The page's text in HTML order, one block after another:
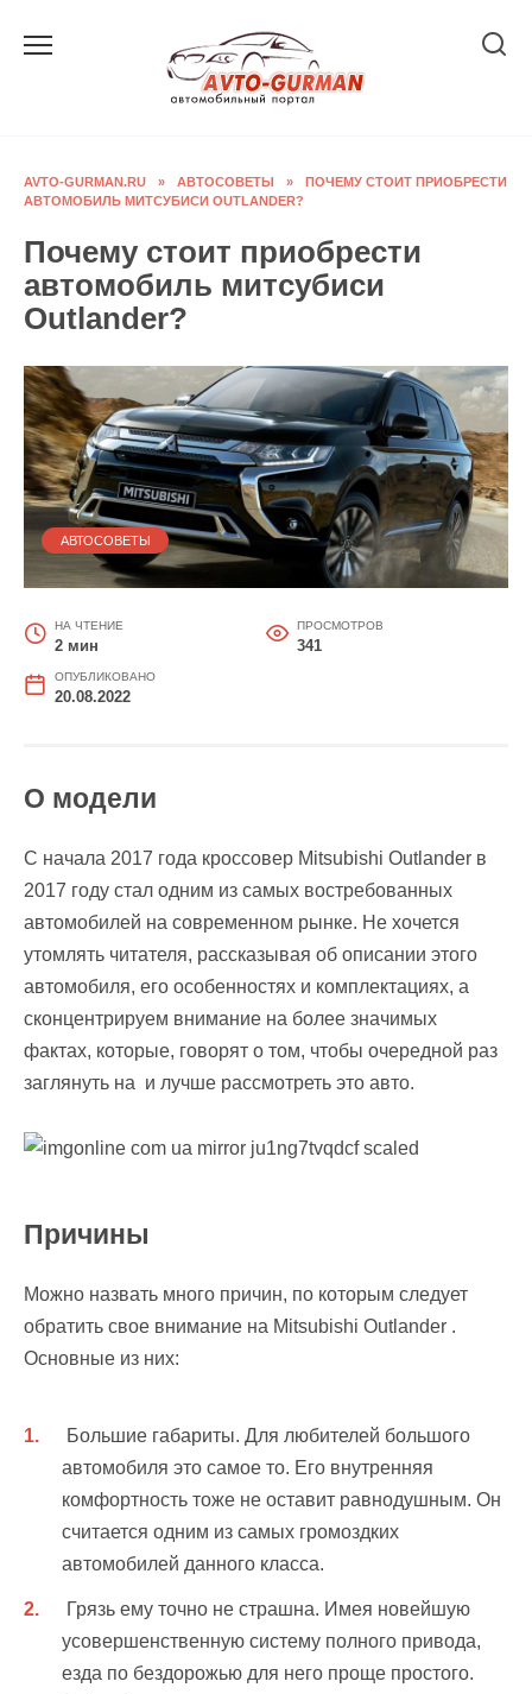
AVTO-GURMAN.RU » АВТОСОВЕТЫ »
ПОЧЕМУ СТОИТ ПРИОБРЕСТИ
АВТОМОБИЛЬ МИТСУБИСИ OUTLANDER?
Почему стоит приобрести
автомобиль митсубиси
Outlander?
АВТОСОВЕТЫ
НА ЧТЕНИЕ
2 мин
ПРОСМОТРОВ
341
ОПУБЛИКОВАНО
20.08.2022
О модели
С начала 2017 года кроссовер Mitsubishi Outlander в
2017 году стал одним из самых востребованных
автомобилей на современном рынке. Не хочется
утомлять читателя, рассказывая об описании этого
автомобиля, его особенностях и комплектациях, а
сконцентрируем внимание на более значимых
фактах, которые, говорят о том, чтобы очередной раз
заглянуть на и лучше рассмотреть это авто.
Причины
Можно назвать много причин, по которым следует
обратить свое внимание на Mitsubishi Outlander .
Основные из них:
Большие габариты. Для любителей большого
автомобиля это самое то. Его внутренняя
комфортность тоже не оставит равнодушным. Он
считается одним из самых громоздких
автомобилей данного класса.
Грязь ему точно не страшна. Имея новейшую
усовершенственную систему полного привода,
езда по бездорожью для него проще простого.